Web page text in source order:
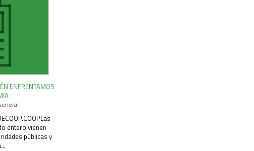
ENFRENTAMOS
entero vienen
públicas y